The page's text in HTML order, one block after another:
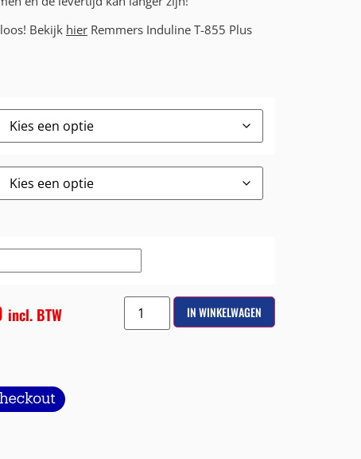
Bekijk hier Remmers Induline T-855 Plus
incl. BTW IN WINKELWAGEN